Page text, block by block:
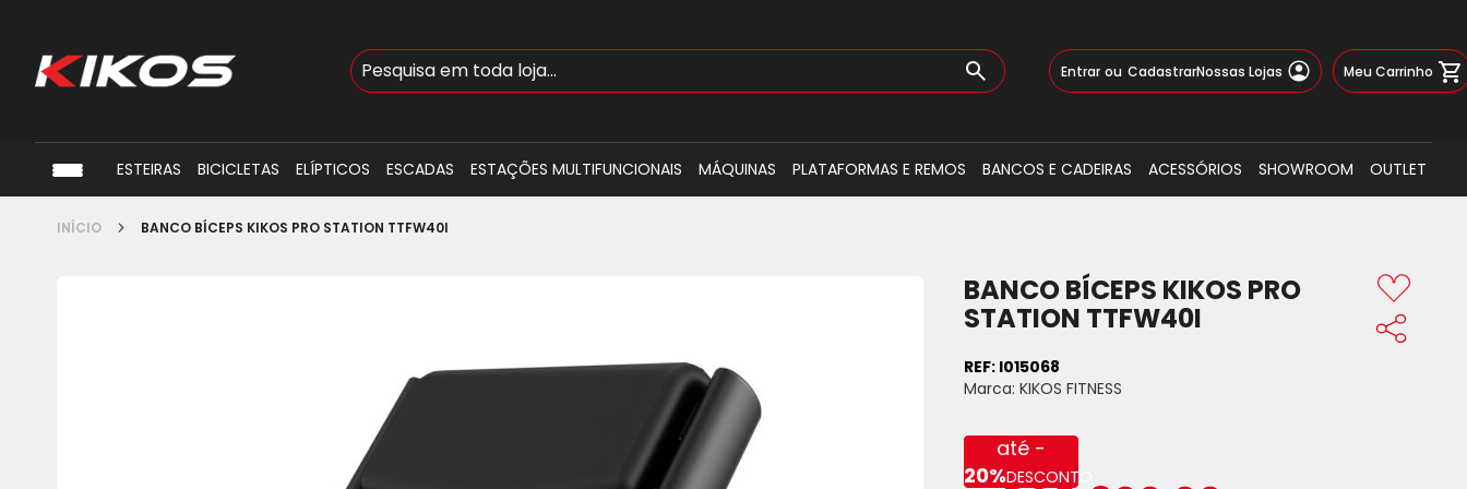
Busca
Pular
para
Entrar CadastrarNossas Lojas Meu Carrinho
ESTEIRAS BICICLETAS ELÍPTICOS ESCADAS ESTAÇÕES MULTIFUNCIONAIS MÁQUINAS PLATAFORMAS E REMOS BANCOS E CADEIRAS ACESSÓRIOS SHOWROOM OUTLET
INÍCIO BANCO BÍCEPS KIKOS PRO STATION TTFW40I
BANCO BÍCEPS KIKOS PRO
STATION TTFW40I
REF: I015068
Marca: KIKOS FITNESS
até -
20%DESCONTO